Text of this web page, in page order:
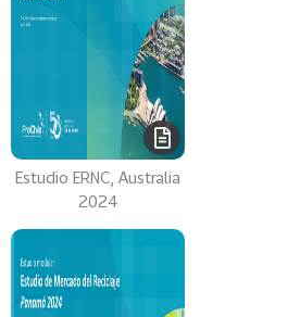
Estudio ERNC, Australia
2024